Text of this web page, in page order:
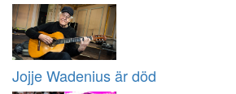
Jojje Wadenius är död